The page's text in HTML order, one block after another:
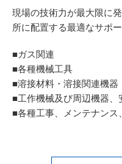
現場の技術力が最大限に発
所に配置する最適なサポ
■ガス関連
■各種機械工具
■溶接材料・溶接関連機器
■工作機械及び周辺機器、
■各種工事、メンテナンス